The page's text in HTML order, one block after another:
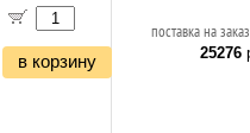
в корзину
поставка на
25276